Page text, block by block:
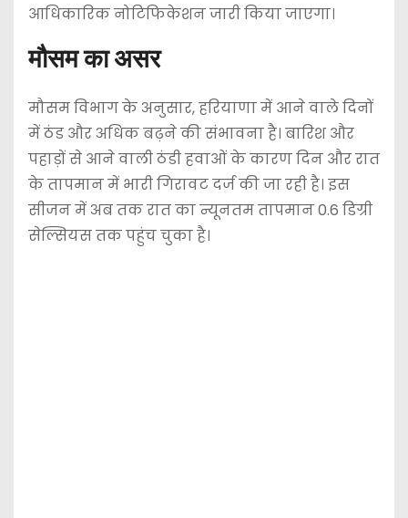
आधिकारिक नोटिफिकेशन जारी किया जाएगा।
मौसम का असर
मौसम विभाग के अनुसार, हरियाणा में आने वाले दिनों
में ठंड और अधिक बढ़ने की संभावना है। बारिश और
पहाड़ों से आने वाली ठंडी हवाओं के कारण दिन और रात
के तापमान में भारी गिरावट दर्ज की जा रही है। इस
सीजन में अब तक रात का न्यूनतम तापमान 0.6 डिग्री
सेल्सियस तक पहुंच चुका है।